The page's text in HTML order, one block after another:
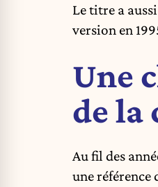
Le titre a
version en
Une
de la
Au fil des
une